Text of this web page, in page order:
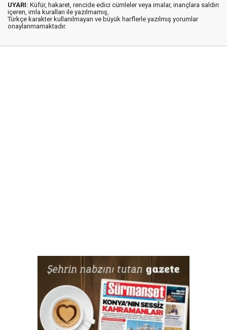
UYARI: Küfür, hakaret, rencide edici cümleler veya imalar, inançlara saldırı
içeren, imla kuralları ile yazılmamış,
Türkçe karakter kullanılmayan ve büyük harflerle yazılmış yorumlar
onaylanmamaktadır.